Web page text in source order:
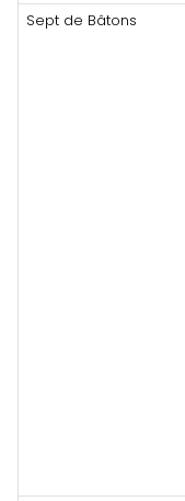
Sept de Bâtons